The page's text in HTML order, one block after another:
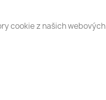
cookie z našich webových